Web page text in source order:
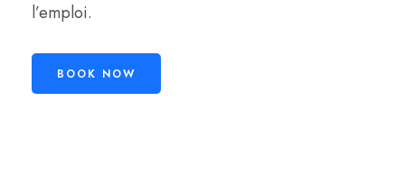
l’emploi.
BOOK NOW